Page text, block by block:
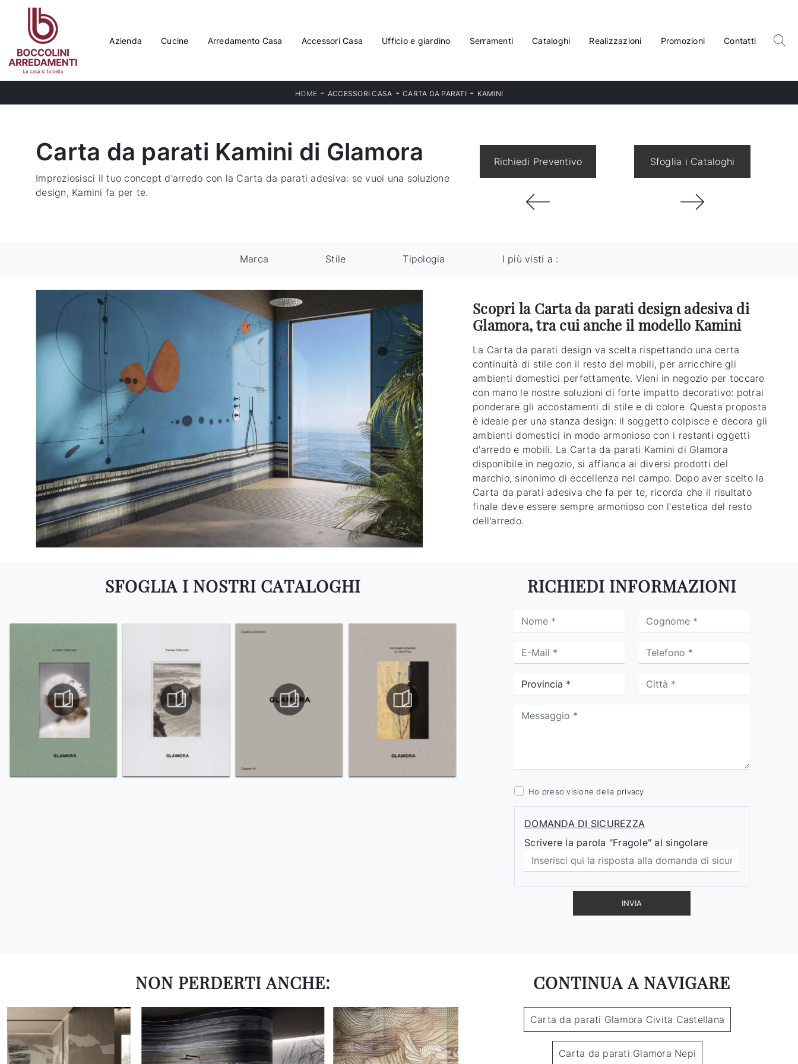
Azienda Cucine Arredamento Casa Accessori Casa Ufficio e giardino Serramenti Cataloghi Realizzazioni Promozioni Contatti
HOME - ACCESSORI CASA - CARTA DA PARATI - KAMINI
Carta da parati Kamini di Glamora
Impreziosisci il tuo concept d'arredo con la Carta da parati adesiva: se vuoi una soluzione
design, Kamini fa per te.
Richiedi Preventivo Sfoglia i Cataloghi
Marca Stile Tipologia I più visti a :
Scopri la Carta da parati design adesiva di
Glamora, tra cui anche il modello Kamini
La Carta da parati design va scelta rispettando una certa
continuità di stile con il resto dei mobili, per arricchire gli
ambienti domestici perfettamente. Vieni in negozio per toccare
con mano le nostre soluzioni di forte impatto decorativo: potrai
ponderare gli accostamenti di stile e di colore. Questa proposta
è ideale per una stanza design: il soggetto colpisce e decora gli
ambienti domestici in modo armonioso con i restanti oggetti
d'arredo e mobili. La Carta da parati Kamini di Glamora
disponibile in negozio, si affianca ai diversi prodotti del
marchio, sinonimo di eccellenza nel campo. Dopo aver scelto la
Carta da parati adesiva che fa per te, ricorda che il risultato
finale deve essere sempre armonioso con l'estetica del resto
dell'arredo.
SFOGLIA I NOSTRI CATALOGHI RICHIEDI INFORMAZIONI
Ho preso visione della privacy
DOMANDA DI SICUREZZA
Scrivere la parola "Fragole" al singolare
INVIA
NON PERDERTI ANCHE: CONTINUA A NAVIGARE
Carta da parati Glamora Civita Castellana
Carta da parati Glamora Nepi